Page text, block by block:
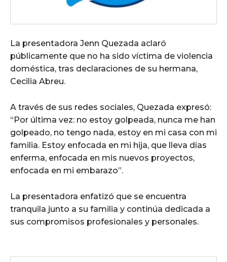
La presentadora Jenn Quezada aclaró
públicamente que no ha sido víctima de violencia
doméstica, tras declaraciones de su hermana,
Cecilia Abreu.
A través de sus redes sociales, Quezada expresó:
“Por última vez: no estoy golpeada, nunca me han
golpeado, no tengo nada, estoy en mi casa con mi
familia. Estoy enfocada en mi hija, que lleva días
enferma, enfocada en mis nuevos proyectos,
enfocada en mi embarazo”.
La presentadora enfatizó que se encuentra
tranquila junto a su familia y continúa dedicada a
sus compromisos profesionales y personales.